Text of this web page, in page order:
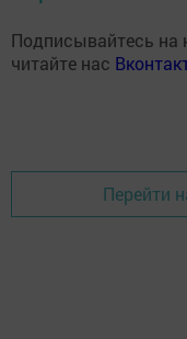
Подписывайтесь на
читайте нас
Перейти